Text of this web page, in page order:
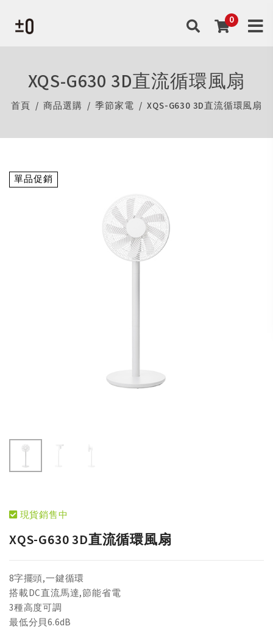
XQS-G630 3D直流循環風扇
首頁 商品選購 季節家電 XQS-G630 3D直流循環風扇
單品促銷
現貨銷售中
XQS-G630 3D直流循環風扇
8字擺頭,一鍵循環
搭載DC直流馬達,節能省電
3種高度可調
最低分貝6.6dB